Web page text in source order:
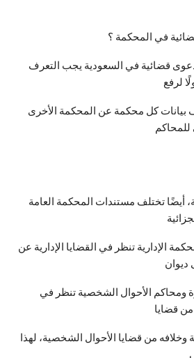
في المحكمة ؟
قضائية في السعودية يجب التعرف
لرفع
بيانات كل محكمة عن المحكمة الأخرى
للمحاكم
أيضًا تختلف مستندات المحكمة العامة
الإدارية تنظر في القضايا الإدارية عن
ومحاكم الأحوال الشخصية تنظر في
قضايا
من قضايا الأحوال الشخصية، لهذا